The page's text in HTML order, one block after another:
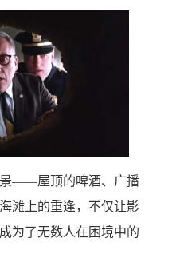
景——屋顶的啤酒、广播
滩上的重逢，不仅让影
为了无数人在困境中的